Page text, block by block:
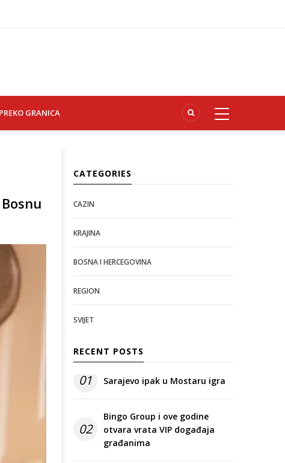
PREKO GRANICA
CATEGORIES
CAZIN
KRAJINA
BOSNA I HERCEGOVINA
REGION
SVIJET
RECENT POSTS
01 Sarajevo ipak u Mostaru igra
02
Bingo Group i ove godine
otvara vrata VIP događaja
građanima